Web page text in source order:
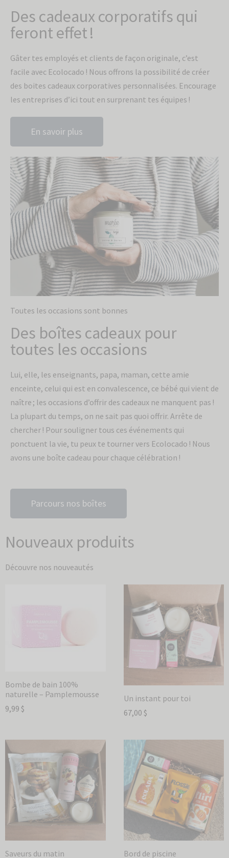
Des cadeaux corporatifs qui
feront effet !
Gâter tes employés et clients de façon originale, c’est
facile avec Ecolocado ! Nous offrons la possibilité de créer
des boites cadeaux corporatives personnalisées. Encourage
les entreprises d’ici tout en surprenant tes équipes !
En savoir plus
Toutes les occasions sont bonnes
Des boîtes cadeaux pour
toutes les occasions
Lui, elle, les enseignants, papa, maman, cette amie
enceinte, celui qui est en convalescence, ce bébé qui vient de
naître ; les occasions d’offrir des cadeaux ne manquent pas !
La plupart du temps, on ne sait pas quoi offrir. Arrête de
chercher ! Pour souligner tous ces événements qui
ponctuent la vie, tu peux te tourner vers Ecolocado ! Nous
avons une boîte cadeau pour chaque célébration !
Parcours nos boîtes
Nouveaux produits
Découvre nos nouveautés
Bombe de bain 100%
naturelle – Pamplemousse
9,99 $
Un instant pour toi
67,00 $
Saveurs du matin Bord de piscine